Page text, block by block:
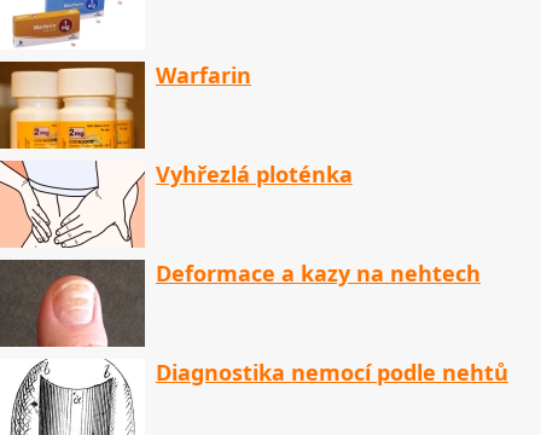
Warfarin
Vyhřezlá ploténka
Deformace a kazy na nehtech
Diagnostika nemocí podle nehtů